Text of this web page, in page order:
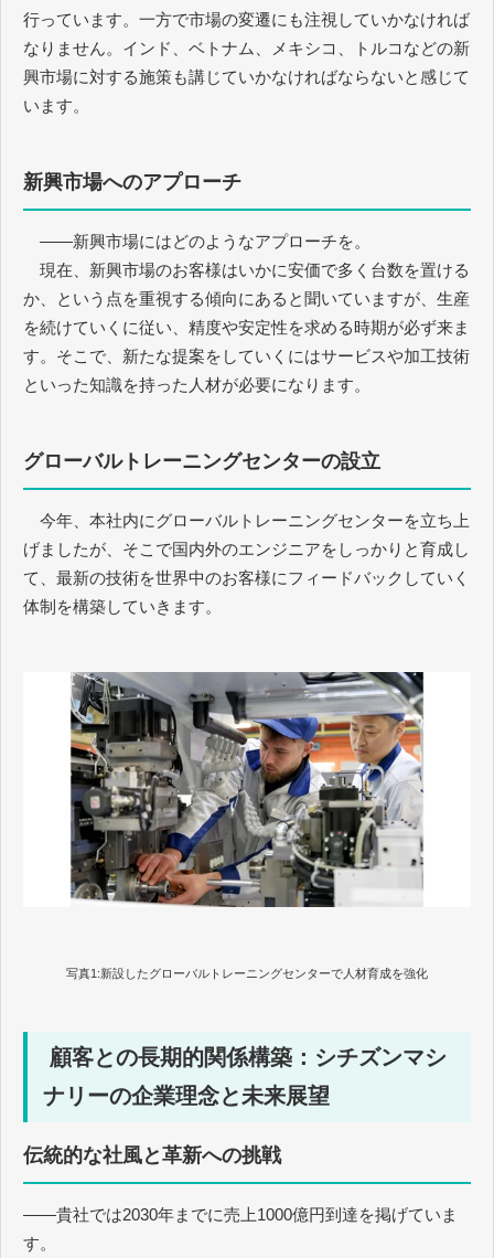
行っています。一方で市場の変遷にも注視していかなければ
なりません。インド、ベトナム、メキシコ、トルコなどの新
興市場に対する施策も講じていかなければならないと感じて
います。
新興市場へのアプローチ
――新興市場にはどのようなアプローチを。
現在、新興市場のお客様はいかに安価で多く台数を置ける
か、という点を重視する傾向にあると聞いていますが、生産
を続けていくに従い、精度や安定性を求める時期が必ず来ま
す。そこで、新たな提案をしていくにはサービスや加工技術
といった知識を持った人材が必要になります。
グローバルトレーニングセンターの設立
今年、本社内にグローバルトレーニングセンターを立ち上
げましたが、そこで国内外のエンジニアをしっかりと育成し
て、最新の技術を世界中のお客様にフィードバックしていく
体制を構築していきます。
写真1:新設したグローバルトレーニングセンターで人材育成を強化
顧客との長期的関係構築：シチズンマシ
ナリーの企業理念と未来展望
伝統的な社風と革新への挑戦
――貴社では2030年までに売上1000億円到達を掲げていま
す。